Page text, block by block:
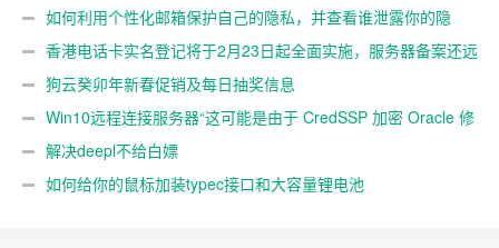
如何利用个性化邮箱保护自己的隐私，并查看谁泄露你的隐
私 香港电话卡实名登记将于2月23日起全面实施，服务器备案还远
吗？狗云癸卯年新春促销及每日抽奖信息
Win10远程连接服务器“这可能是由于 CredSSP 加密 Oracle 修
正”解决办法
解决deepl不给白嫖
如何给你的鼠标加装typec接口和大容量锂电池